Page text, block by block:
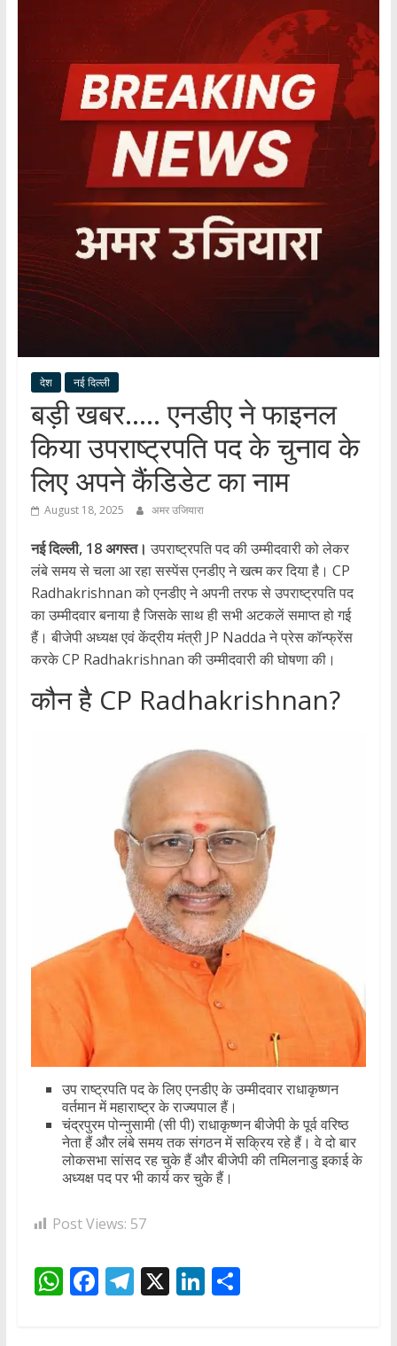
देश नई दिल्ली
बड़ी खबर….. एनडीए ने फाइनल
किया उपराष्ट्रपति पद के चुनाव के
लिए अपने कैंडिडेट का नाम
August 18, 2025 अमर उजियारा
नई दिल्ली, 18 अगस्त। उपराष्ट्रपति पद की उम्मीदवारी को लेकर
लंबे समय से चला आ रहा सस्पेंस एनडीए ने खत्म कर दिया है। CP
Radhakrishnan को एनडीए ने अपनी तरफ से उपराष्ट्रपति पद
का उम्मीदवार बनाया है जिसके साथ ही सभी अटकलें समाप्त हो गई
हैं। बीजेपी अध्यक्ष एवं केंद्रीय मंत्री JP Nadda ने प्रेस कॉन्फ्रेंस
करके CP Radhakrishnan की उम्मीदवारी की घोषणा की।
कौन है CP Radhakrishnan?
उप राष्ट्रपति पद के लिए एनडीए के उम्मीदवार राधाकृष्णन
वर्तमान में महाराष्ट्र के राज्यपाल हैं।
चंद्रपुरम पोन्नुसामी (सी पी) राधाकृष्णन बीजेपी के पूर्व वरिष्ठ
नेता हैं और लंबे समय तक संगठन में सक्रिय रहे हैं। वे दो बार
लोकसभा सांसद रह चुके हैं और बीजेपी की तमिलनाडु इकाई के
अध्यक्ष पद पर भी कार्य कर चुके हैं।
Post Views: 57
W F T X Li S